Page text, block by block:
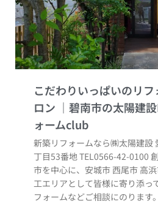
こだわりいっぱいのリ
ロン
新築リフォームなら㈱太陽建設
丁目53番地 TEL0566-42-0100
市を中心に、安城市 西尾市 高
工エリアとして皆様に寄り添っ
フォームなどご相談にのります。